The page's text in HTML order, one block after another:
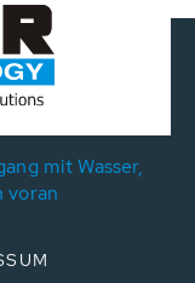
mit Wasser,
voran